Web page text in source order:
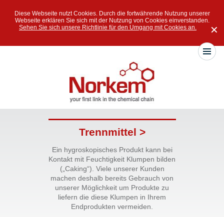
Diese Webseite nutzt Cookies. Durch die fortwährende Nutzung unserer
Webseite erklären Sie sich mit der Nutzung von Cookies einverstanden.
Sehen Sie sich unsere Richtlinie für den Umgang mit Cookies an.
✕
Trennmittel >
Ein hygroskopisches Produkt kann bei
Kontakt mit Feuchtigkeit Klumpen bilden
(„Caking“). Viele unserer Kunden
machen deshalb bereits Gebrauch von
unserer Möglichkeit um Produkte zu
liefern die diese Klumpen in Ihrem
Endprodukten vermeiden.